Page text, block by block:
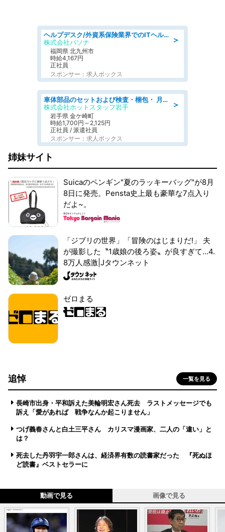
＞
ヘルプデスク/外資系保険業界でのITヘルプデスク業務/駅近/即日勤務可/ヘルプデスク
株式会社パソナ
福岡県 北九州市
時給4,167円
正社員
スポンサー：求人ボックス
＞
車体部品のセットおよび検査・梱包・ 月収32万可!自動車部品の組付け・検査 家賃補助あり 長期安定/日払いOK
株式会社ホットスタッフ岩手
岩手県 金ケ崎町
時給1,700円～2,125円
正社員 / 派遣社員
スポンサー：求人ボックス
姉妹サイト
Suicaのペンギン"夏のラッキーバッグ"が8月
8日に発売。Pensta史上最も豪華な7点入り
だよ~。
「ジブリの世界」「冒険のはじまりだ!」 夫
が撮影した〝1歳娘の後ろ姿〟が良すぎて...4.
8万人感激|Jタウンネット
ゼロまる
追悼 一覧を見る
長崎市出身・平和訴えた美輪明宏さん死去 ラストメッセージでも
訴え「愛があれば 戦争なんか起こりません」
つげ義春さんと白土三平さん カリスマ漫画家、二人の「違い」と
は？
死去した丹羽宇一郎さんは、経済界有数の読書家だった 『死ぬほ
ど読書』ベストセラーに
動画で見る 画像で見る